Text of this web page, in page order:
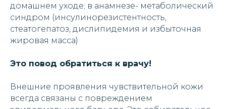
домашнем уходе; в анамнезе- метаболический
синдром (инсулинорезистентность,
стеатогепатоз, дислипидемия и избыточная
жировая масса)
Это повод обратиться к врачу!
Внешние проявления чувствительной кожи
всегда связаны с повреждением